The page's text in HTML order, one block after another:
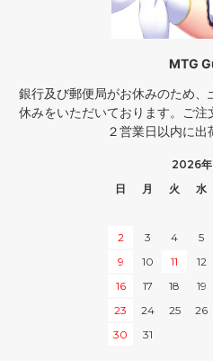
MTG
銀行及び郵便局がお休みのため
休みをいただいております。ご注
２営業日以内に出
2026
日
月 火 水
2
3 4 5
9
10 11 12
16
17 18 19
23
24 25 26
30
31